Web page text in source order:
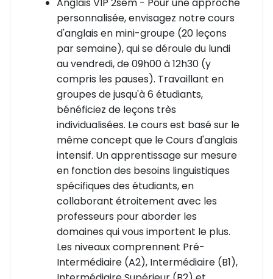
Rejoins Winchester pour un séjour linguistique
inoubliable entre progrès, culture et fun ! 🇬🇧✨
Anglais VIP 2sem - Pour une approche
personnalisée, envisagez notre cours
d'anglais en mini-groupe (20 leçons
par semaine), qui se déroule du lundi
au vendredi, de 09h00 à 12h30 (y
compris les pauses). Travaillant en
groupes de jusqu'à 6 étudiants,
bénéficiez de leçons très
individualisées. Le cours est basé sur le
même concept que le Cours d'anglais
intensif. Un apprentissage sur mesure
en fonction des besoins linguistiques
spécifiques des étudiants, en
collaborant étroitement avec les
professeurs pour aborder les
domaines qui vous importent le plus.
Les niveaux comprennent Pré-
Intermédiaire (A2), Intermédiaire (B1),